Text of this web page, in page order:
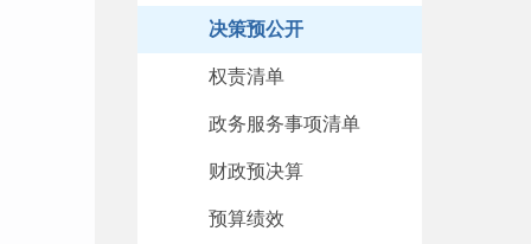
决策预公开
权责清单
政务服务事项清单
财政预决算
预算绩效